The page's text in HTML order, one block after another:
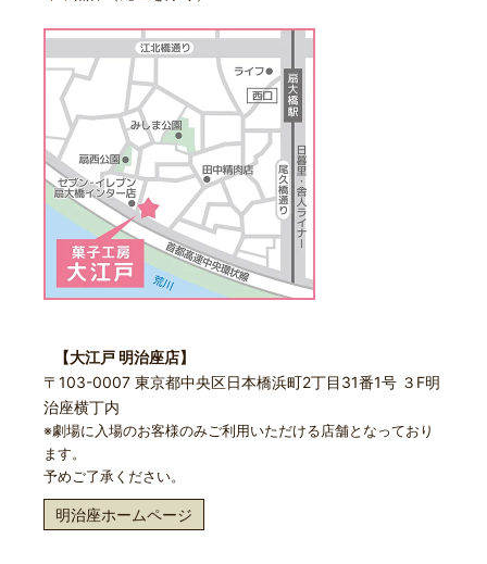
【大江戸 明治座店】
〒103-0007 東京都中央区日本橋浜町2丁目31番1号 ３F明
治座横丁内
※劇場に入場のお客様のみご利用いただける店舗となっており
ます。
予めご了承ください。
明治座ホームページ